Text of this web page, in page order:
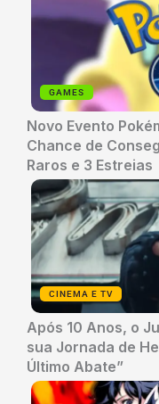
GAMES
Novo Evento
Chance de
Raros e 3 Estreias
CINEMA E TV
Após 10 Anos, o
sua Jornada de
Último Abate”